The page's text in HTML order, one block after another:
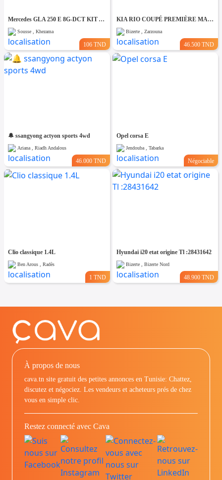
Mercedes GLA 250 E 8G-DCT KIT AMG PACK NIGHT
Sousse , Khezama
106 TND
KIA RIO COUPÉ PREMIÈRE MAIN TRÈS PROPRE
Bizerte , Zarzouna
46.500 TND
🔔 ssangyong actyon sports 4wd
Ariana , Riadh Andalous
46.000 TND
Opel corsa E
Jendouba , Tabarka
Négociable
Clio classique 1.4L
Ben Arous , Radès
1 TND
Hyundai i20 etat origine Tl :28431642
Bizerte , Bizerte Nord
48.900 TND
À propos de nous
cava.tn site gratuit des petites annonces en Tunisie: Chattez,
discutez et négociez. Les vendeurs et acheteurs prés de chez
vous en simple clic.
Restez connecté avec Cava